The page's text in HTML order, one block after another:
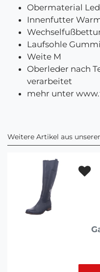
Obermaterial
Innenfutter
Laufsohle
Weite M
Oberleder nach
verarbeitet
mehr unter
Weitere Artikel aus